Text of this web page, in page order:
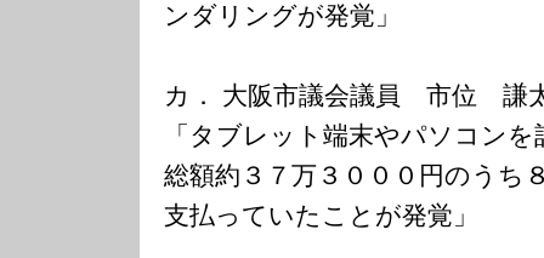
ンダリングが発覚」
カ． 大阪市議会議員 市位 謙
「タブレット端末やパソコン
総額約３７万３０００円のうち
支払っていたことが発覚」